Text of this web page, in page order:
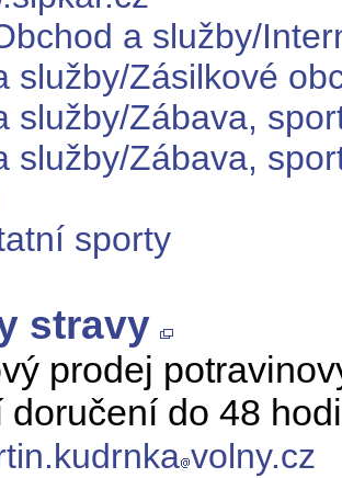
a služby/
služby/Zásilkové
služby/Zábava,
služby/Zábava,
sporty
stravy
prodej
doručení do 48
volny.cz